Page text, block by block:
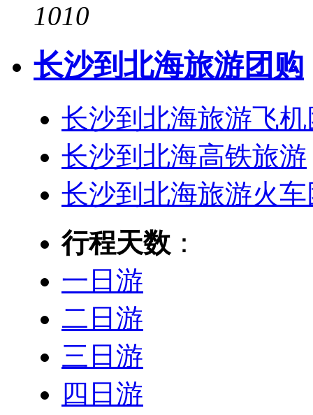
1010
长沙到北海旅游团购
长沙到北海旅游飞机
长沙到北海高铁旅游
长沙到北海旅游火车
行程天数 ：
一日游
二日游
三日游
四日游